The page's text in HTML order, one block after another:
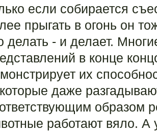
если собирается
прыгать в огонь он
делать - и делает.
в конце
их
даже
образом
работают вяло. А